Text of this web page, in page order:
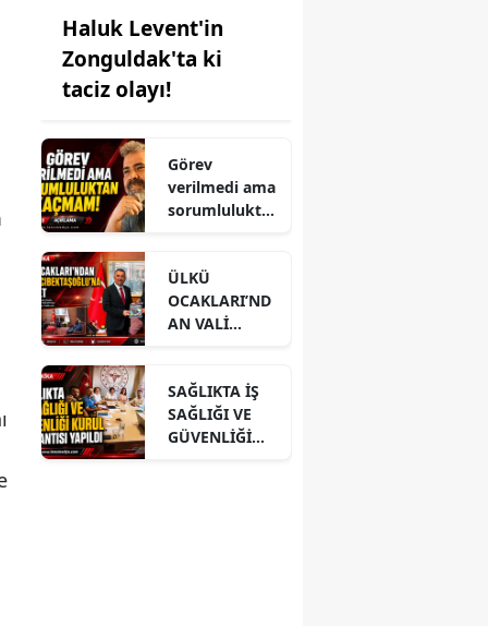
Haluk Levent'in
Zonguldak'ta ki
taciz olayı!
Görev
verilmedi ama
sorumlulukta
ÜLKÜ
OCAKLARI’ND
AN VALİ
ZİYARET
SAĞLIKTA İŞ
SAĞLIĞI VE
GÜVENLİĞİ